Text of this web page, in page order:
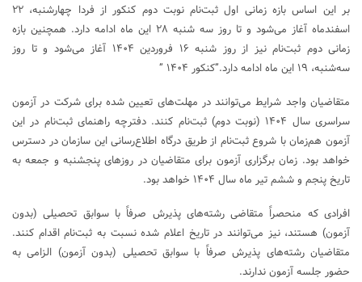
بر این اساس بازه زمانی اول ثبت‌نام نوبت دوم کنکور از فردا چهارشنبه، ۲۲
اسفندماه آغاز می‌شود و تا روز سه شنبه ۲۸ این ماه ادامه دارد. همچنین بازه
زمانی دوم ثبت‌نام نیز از روز شنبه ۱۶ فروردین ۱۴۰۴ آغاز می‌شود و تا روز
سه‌شنبه، ۱۹ این ماه ادامه دارد.”کنکور ۱۴۰۴ ”
متقاضیان واجد شرایط می‌توانند در مهلت‌های تعیین شده برای شرکت در آزمون
سراسری سال ۱۴۰۴ (نوبت دوم) ثبت‌نام کنند. دفترچه راهنمای ثبت‌نام در این
آزمون هم‌زمان با شروع ثبت‌نام از طریق درگاه اطلاع‌رسانی این سازمان در دسترس
خواهد بود. زمان برگزاری آزمون برای متقاضیان در روزهای پنجشنبه و جمعه به
تاریخ پنجم و ششم تیر ماه سال‌ ۱۴۰۴ خواهد بود.
افرادی که منحصراً متقاضی رشته‌های پذیرش صرفاً با سوابق تحصیلی (بدون
آزمون) هستند، نیز می‌توانند در تاریخ اعلام شده نسبت به ثبت‌نام اقدام کنند.
متقاضیان رشته‌های پذیرش صرفاً با سوابق تحصیلی (بدون آزمون) الزامی به
حضور جلسه آزمون ندارند.